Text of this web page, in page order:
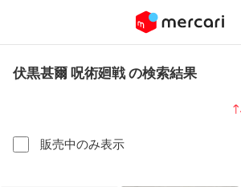
伏黒甚爾 呪術廻戦 の検索結果
販売中のみ表示